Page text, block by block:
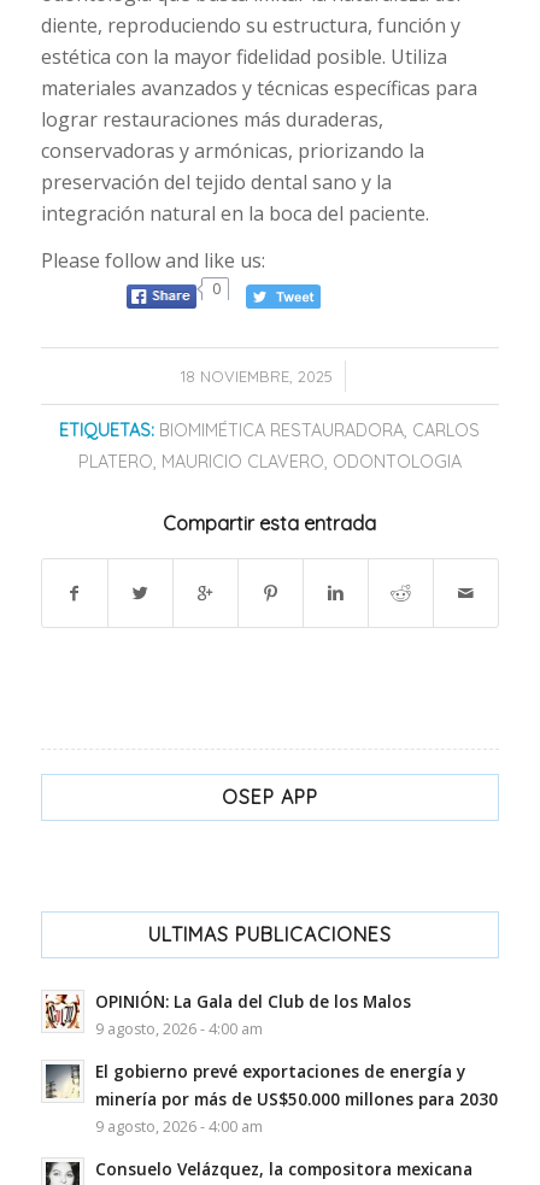
diente, reproduciendo su estructura, función y
estética con la mayor fidelidad posible. Utiliza
materiales avanzados y técnicas específicas para
lograr restauraciones más duraderas,
conservadoras y armónicas, priorizando la
preservación del tejido dental sano y la
integración natural en la boca del paciente.
Please follow and like us:
0
18 NOVIEMBRE, 2025
/
ETIQUETAS: BIOMIMÉTICA RESTAURADORA, CARLOS
PLATERO, MAURICIO CLAVERO, ODONTOLOGIA
Compartir esta entrada
OSEP APP
ULTIMAS PUBLICACIONES
OPINIÓN: La Gala del Club de los Malos
9 agosto, 2026 - 4:00 am
El gobierno prevé exportaciones de energía y
minería por más de US$50.000 millones para 2030
9 agosto, 2026 - 4:00 am
Consuelo Velázquez, la compositora mexicana